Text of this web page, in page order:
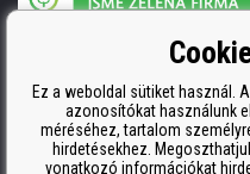
A nyomtatási kellékek gyártója
ISO 9001, ISO 14001 és STMC.
Ez a weboldal sütiket használ.
azonosítókat használunk
méréséhez, tartalom
hirdetésekhez.
vonatkozó információkat